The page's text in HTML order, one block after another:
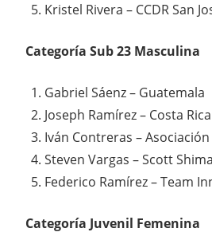
Kristel Rivera – CCDR San
Categoría Sub 23 Masculina
Gabriel Sáenz – Guatemala
Joseph Ramírez – Costa Rica
Iván Contreras –
Steven Vargas – Scott
Federico Ramírez – Team
Categoría Juvenil Femenina